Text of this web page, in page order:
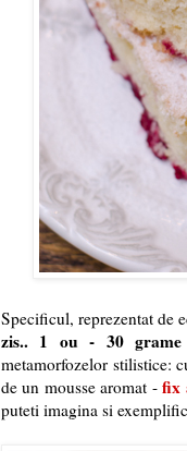
Specificul, reprezentat de
zis.. 1 ou - 30
metamorfozelor stilistice:
de un mousse aromat - fix
puteti imagina si